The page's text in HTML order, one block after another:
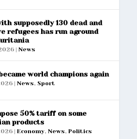
supposedly 130 dead and
refugees has run aground
|News
world champions again
|News, Sport
50% tariff on some
products
|Economy,News,Politics